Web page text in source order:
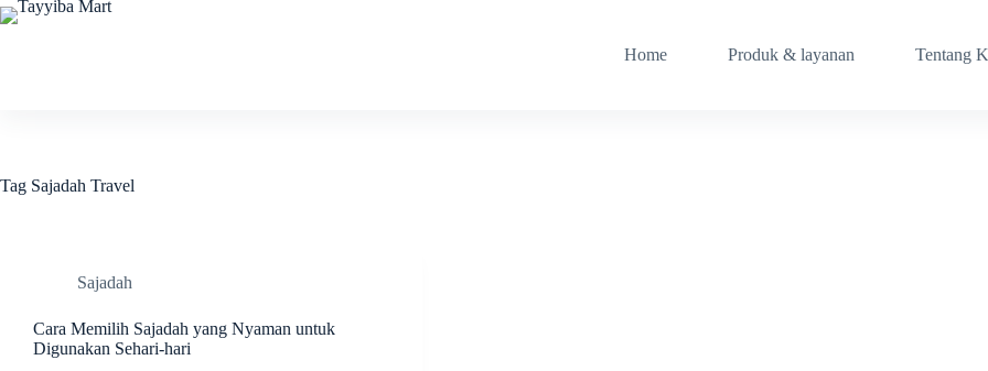
Skip
to
Home Produk & layanan Tentang
Tag Sajadah Travel
Sajadah
Cara Memilih Sajadah yang Nyaman untuk
Digunakan Sehari-hari